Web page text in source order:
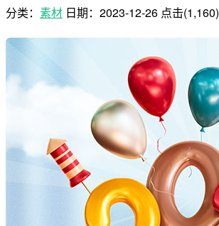
分类： 素材 日期： 2023-12-26 点击(1,160)